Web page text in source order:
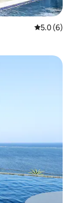
औसत रेटिंग 5
5.0 (6)